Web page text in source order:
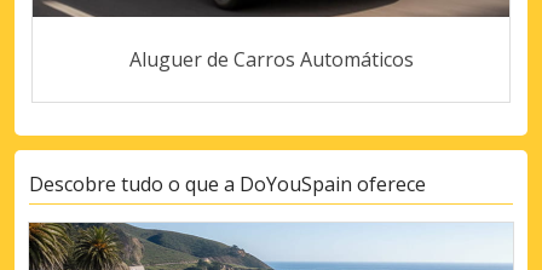
Aluguer de Carros Automáticos
Descobre tudo o que a DoYouSpain oferece